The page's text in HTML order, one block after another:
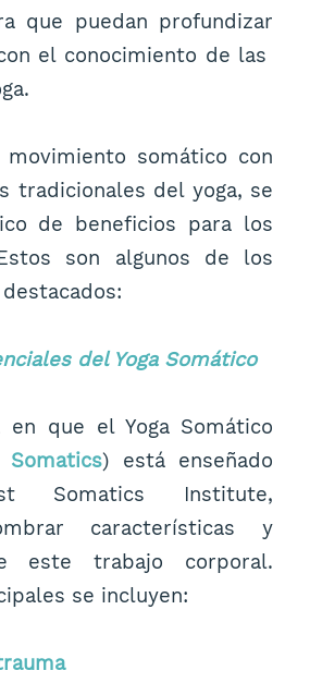
que puedan profundizar
el conocimiento de las
somático con
tradicionales del yoga, se
de beneficios para los
son algunos de los
del Yoga Somático
en que el Yoga Somático
) está enseñado
Somatics Institute,
características y
este trabajo corporal.
se incluyen: